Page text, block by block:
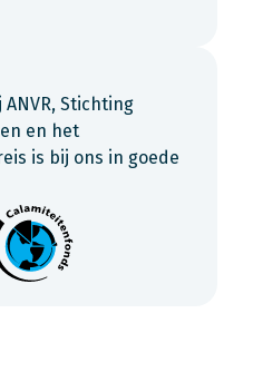
Stichting
en het
is bij ons in goede